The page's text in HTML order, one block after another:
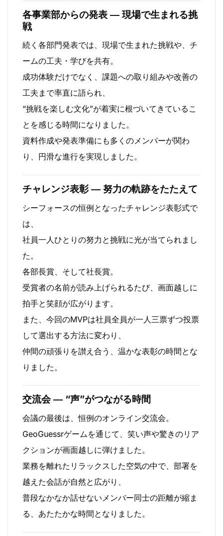
各事業部からの発表 ― 現場で生まれる挑
戦
続く各部門発表では、現場で生まれた挑戦や、チ
ームの工夫・学びを共有。
成功体験だけでなく、課題への取り組みや改善の
工夫まで率直に語られ、
“挑戦を楽しむ文化”が着実に根づいてきているこ
とを感じる時間になりました。
資料作成や発表準備にも多くのメンバーが関わ
り、円滑な進行を実現しました。
チャレンジ表彰 ― 努力の軌跡をたたえて
シーフォースの恒例となったチャレンジ表彰式で
は、
社員一人ひとりの努力と挑戦に光が当てられまし
た。
各部長賞、そして社長賞。
受賞者の名前が読み上げられるたび、画面越しに
拍手と笑顔が広がります。
また、今回のMVPは社員全員が一人三票ずつ投票
して選出する方法に変わり、
仲間の頑張りを讃え合う、温かな表彰の時間とな
りました。
交流会 ― “声”がつながる時間
会議の最後は、恒例のオンライン交流会。
GeoGuessrゲームを通じて、笑い声や驚きのリア
クションが画面越しに弾けました。
業務を離れたリラックスした空気の中で、部署を
越えた会話が自然と広がり、
普段なかなか話せないメンバー同士の距離が縮ま
る、あたたかな時間となりました。